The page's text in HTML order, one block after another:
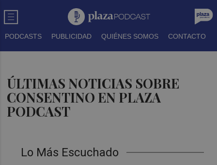
PODCASTS PUBLICIDAD QUIÉNES SOMOS CONTACTO
ÚLTIMAS NOTICIAS SOBRE
CONSENTINO EN PLAZA
PODCAST
Lo Más Escuchado